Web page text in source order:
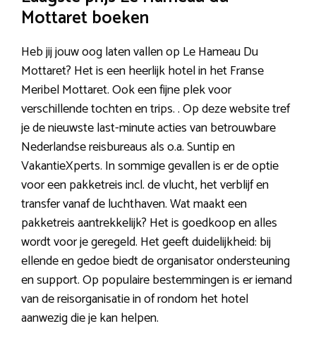
Mottaret boeken
Heb jij jouw oog laten vallen op Le Hameau Du
Mottaret? Het is een heerlijk hotel in het Franse
Meribel Mottaret. Ook een fijne plek voor
verschillende tochten en trips. . Op deze website tref
je de nieuwste last-minute acties van betrouwbare
Nederlandse reisbureaus als o.a. Suntip en
VakantieXperts. In sommige gevallen is er de optie
voor een pakketreis incl. de vlucht, het verblijf en
transfer vanaf de luchthaven. Wat maakt een
pakketreis aantrekkelijk? Het is goedkoop en alles
wordt voor je geregeld. Het geeft duidelijkheid: bij
ellende en gedoe biedt de organisator ondersteuning
en support. Op populaire bestemmingen is er iemand
van de reisorganisatie in of rondom het hotel
aanwezig die je kan helpen.